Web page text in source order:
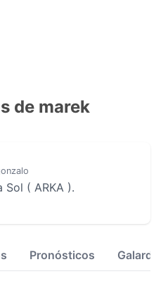
de marek
Sol ( ARKA ).
Pronósticos